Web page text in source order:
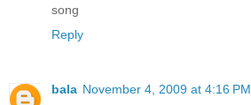
song
Reply
bala November 4, 2009 at 4:16 PM